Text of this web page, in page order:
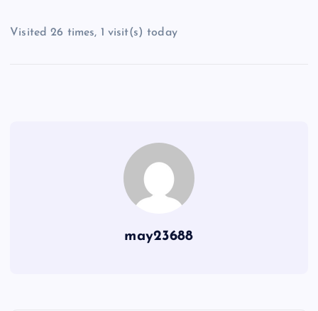
Visited 26 times, 1 visit(s) today
may23688